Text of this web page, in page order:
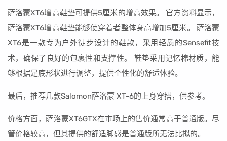
萨洛蒙XT6增高鞋垫可提供5厘米的增高效果。 官方资料显示，
萨洛蒙XT6增高鞋垫能够使穿着者整体身高增加5厘米。 萨洛蒙
XT6是一款专为户外徒步设计的鞋款，采用轻质的Sensefit技
术，确保了良好的包裹性和支撑性。 鞋垫采用记忆棉材质，能
够根据足底形状进行调整，提供个性化的舒适体验。
最后，推荐几款Salomon萨洛蒙 XT-6的上身穿搭，供参考。
价格方面，萨洛蒙XT6GTX在市场上的售价通常高于普通版。尽
管价格较高，但其提供的舒适脚感是普通版所无法比拟的。